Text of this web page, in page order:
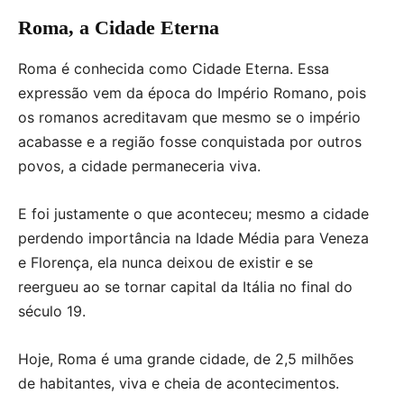
Roma, a Cidade Eterna
Roma é conhecida como Cidade Eterna. Essa
expressão vem da época do Império Romano, pois
os romanos acreditavam que mesmo se o império
acabasse e a região fosse conquistada por outros
povos, a cidade permaneceria viva.
E foi justamente o que aconteceu; mesmo a cidade
perdendo importância na Idade Média para Veneza
e Florença, ela nunca deixou de existir e se
reergueu ao se tornar capital da Itália no final do
século 19.
Hoje, Roma é uma grande cidade, de 2,5 milhões
de habitantes, viva e cheia de acontecimentos.